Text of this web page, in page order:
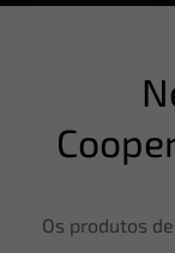
Os produtos